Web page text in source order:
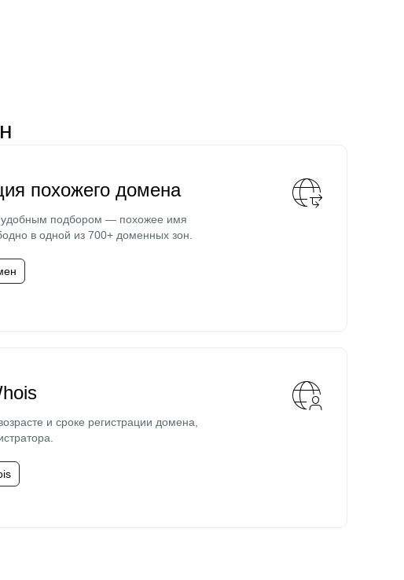
похожего домена
удобным подбором — похожее имя
в одной из 700+ доменных зон.
и сроке регистрации домена,